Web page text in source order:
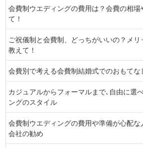
会費制ウエディングの費用は？会費の相場
て！
ご祝儀制と会費制、どっちがいいの？メ
教えて！
会費別で考える会費制結婚式でのおもてな
カジュアルからフォーマルまで､自由に選
ングのスタイル
会費制ウエディングの費用や準備が心配な
会社の勧め